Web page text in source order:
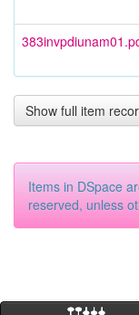
Show full item
Items in DSpace
reserved, unless